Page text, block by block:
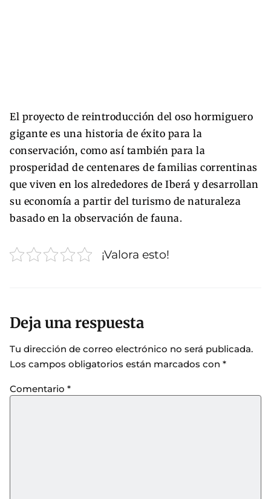
El proyecto de reintroducción del oso hormiguero
gigante es una historia de éxito para la
conservación, como así también para la
prosperidad de centenares de familias correntinas
que viven en los alrededores de Iberá y desarrollan
su economía a partir del turismo de naturaleza
basado en la observación de fauna.
¡Valora esto!
Deja una respuesta
Tu dirección de correo electrónico no será publicada.
Los campos obligatorios están marcados con *
Comentario *